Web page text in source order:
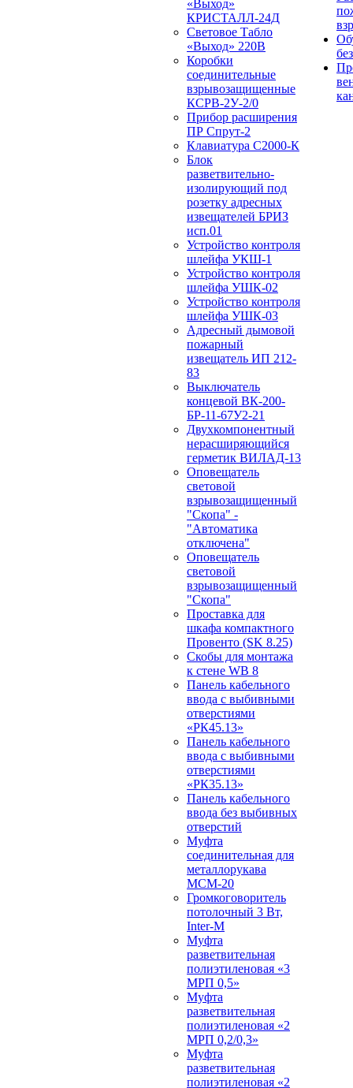
«Выход»
КРИСТАЛЛ-24Д
Световое Табло
«Выход» 220В
Коробки
соединительные
взрывозащищенные
КСРВ-2У-2/0
Прибор расширения
ПР Спрут-2
Клавиатура С2000-К
Блок
разветвительно-
изолирующий под
розетку адресных
извещателей БРИЗ
исп.01
Устройство контроля
шлейфа УКШ-1
Устройство контроля
шлейфа УШК-02
Устройство контроля
шлейфа УШК-03
Адресный дымовой
пожарный
извещатель ИП 212-
83
Выключатель
концевой ВК-200-
БР-11-67У2-21
Двухкомпонентный
нерасширяющийся
герметик ВИЛАД-13
Оповещатель
световой
взрывозащищенный
"Скопа" -
"Автоматика
отключена"
Оповещатель
световой
взрывозащищенный
"Скопа"
Проставка для
шкафа компактного
Провенто (SK 8.25)
Скобы для монтажа
к стене WB 8
Панель кабельного
ввода с выбивными
отверстиями
«РК45.13»
Панель кабельного
ввода с выбивными
отверстиями
«РК35.13»
Панель кабельного
ввода без выбивных
отверстий
Муфта
соединительная для
металлорукава
МСМ-20
Громкоговоритель
потолочный 3 Вт,
Inter-M
Муфта
разветвительная
полиэтиленовая «3
МРП 0,5»
Муфта
разветвительная
полиэтиленовая «2
МРП 0,2/0,3»
Муфта
разветвительная
полиэтиленовая «2